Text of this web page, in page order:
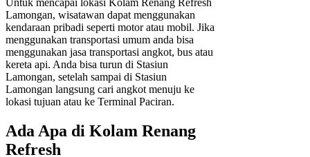
Untuk mencapai lokasi Kolam Renang Refresh
Lamongan, wisatawan dapat menggunakan
kendaraan pribadi seperti motor atau mobil. Jika
menggunakan transportasi umum anda bisa
menggunakan jasa transportasi angkot, bus atau
kereta api. Anda bisa turun di Stasiun
Lamongan, setelah sampai di Stasiun
Lamongan langsung cari angkot menuju ke
lokasi tujuan atau ke Terminal Paciran.
Ada Apa di Kolam Renang
Refresh